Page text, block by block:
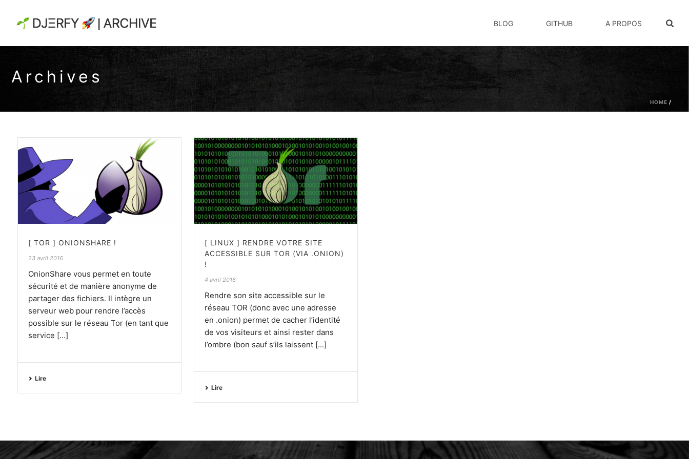
BLOG GITHUB A PROPOS
Archives
HOME /
[ TOR ] ONIONSHARE !
23 avril 2016
OnionShare vous permet en toute
sécurité et de manière anonyme de
partager des fichiers. Il intègre un
serveur web pour rendre l’accès
possible sur le réseau Tor (en tant que
service [...]
Lire
[ LINUX ] RENDRE VOTRE SITE
ACCESSIBLE SUR TOR (VIA .ONION)
!
4 avril 2016
Rendre son site accessible sur le
réseau TOR (donc avec une adresse
en .onion) permet de cacher l’identité
de vos visiteurs et ainsi rester dans
l’ombre (bon sauf s’ils laissent [...]
Lire